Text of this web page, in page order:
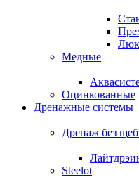
Медные
Оцинкованные
Дренажные системы
Дренаж без
Steelot